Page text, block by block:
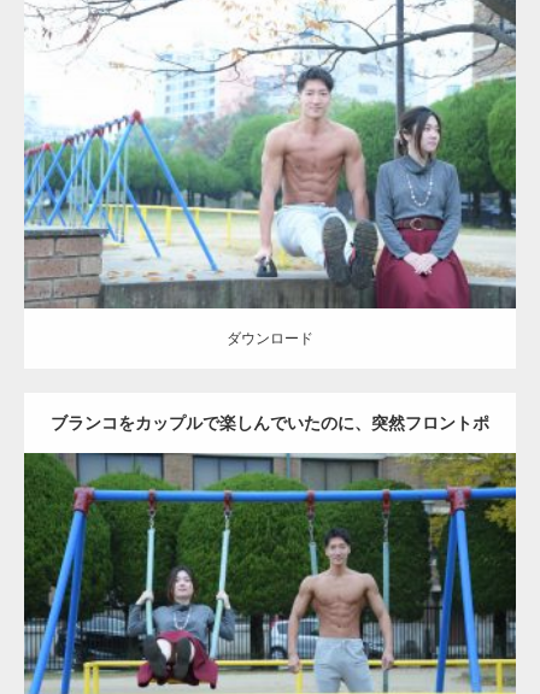
Update:2021.07.6
Category:公園のマッチョ その他 AKIHITO(細マッチョ) 腹筋
ダウンロード
ダウンロード
ブランコをカップルで楽しんでいたのに、突然フロントポ
ーズをするマッチョ
Update: 2021.07.6
Category:公園のマッチョ その他 AKIHITO(細マッチョ) 腹筋 大胸筋
ダウンロード